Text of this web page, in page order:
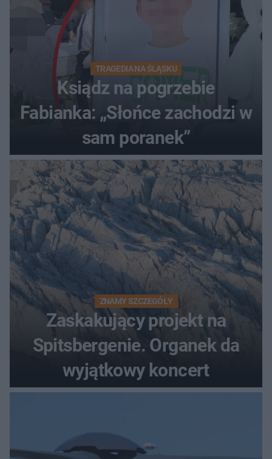
TRAGEDIA NA ŚLĄSKU
Ksiądz na pogrzebie
Fabianka: „Słońce zachodzi w
sam poranek”
ZNAMY SZCZEGÓŁY
Zaskakujący projekt na
Spitsbergenie. Organek da
wyjątkowy koncert